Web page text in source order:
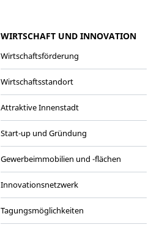
WIRTSCHAFT UND INNOVATION
Wirtschaftsförderung
Wirtschaftsstandort
Attraktive Innenstadt
Start-up und Gründung
Gewerbeimmobilien und -flächen
Innovationsnetzwerk
Tagungsmöglichkeiten